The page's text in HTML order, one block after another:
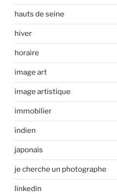
hauts de seine
hiver
horaire
image art
image artistique
immobilier
indien
japonais
je cherche un photographe
linkedin